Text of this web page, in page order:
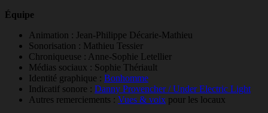
Équipe
Animation : Jean-Philippe Décarie-Mathieu
Sonorisation : Mathieu Tessier
Chroniqueuse : Anne-Sophie Letellier
Médias sociaux : Sophie Thériault
Identité graphique : Bonhomme
Indicatif sonore : Danny Provencher / Under Electric Light
Autres remerciements : Vues & voix pour les locaux